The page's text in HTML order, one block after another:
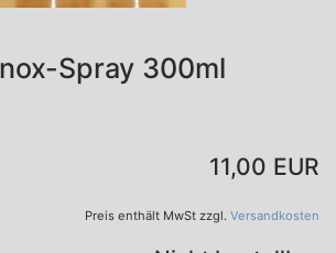
Spray 300ml
11,00 EUR
Preis enthält MwSt zzgl. Versandkosten